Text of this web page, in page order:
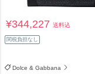
¥344,227送料込
関税負担なし
Dolce & Gabbana